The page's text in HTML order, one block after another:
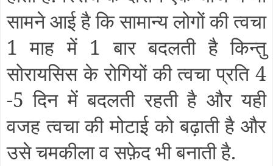
सामने आई है कि सामान्य लोगों की त्वचा
1 माह में 1 बार बदलती है किन्तु
सोरायसिस के रोगियों की त्वचा प्रति 4
-5 दिन में बदलती रहती है और यही
वजह त्वचा की मोटाई को बढ़ाती है और
उसे चमकीला व सफ़ेद भी बनाती है.